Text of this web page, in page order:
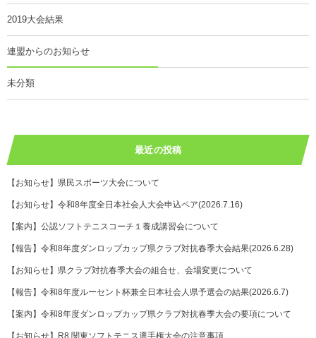
2019大会結果
連盟からのお知らせ
未分類
最近の投稿
【お知らせ】県民スポーツ大会について
【お知らせ】令和8年度全日本社会人大会申込ペア(2026.7.16)
【案内】公認ソフトテニスコーチ１養成講習会について
【報告】令和8年度ダンロップカップ県クラブ対抗春季大会結果(2026.6.28)
【お知らせ】県クラブ対抗春季大会の組合せ、会場変更について
【報告】令和8年度ルーセント杯兼全日本社会人県予選会の結果(2026.6.7)
【案内】令和8年度ダンロップカップ県クラブ対抗春季大会の要項について
【お知らせ】R8 関東ソフトテニス選手権大会の注意事項